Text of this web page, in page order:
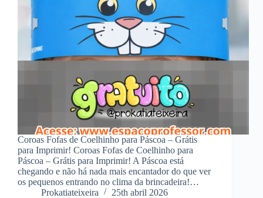
Coroas Fofas de Coelhinho para Páscoa – Grátis
para Imprimir! Coroas Fofas de Coelhinho para
Páscoa – Grátis para Imprimir! A Páscoa está
chegando e não há nada mais encantador do que ver
os pequenos entrando no clima da brincadeira!…
Prokatiateixeira
25th abril 2026